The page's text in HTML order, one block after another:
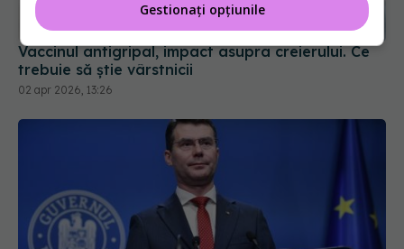
Vaccinul antigripal, impact asupra creierului. Ce
trebuie să știe vârstnicii
02 apr 2026, 13:26
Gestionați opțiunile